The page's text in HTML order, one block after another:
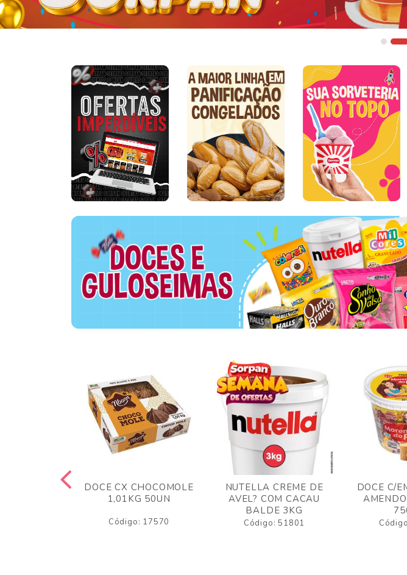
DOCE CX CHOCOMOLE
1,01KG 50UN
Código: 17570
NUTELLA CREME DE
AVEL? COM CACAU
BALDE 3KG
Código: 51801
DOCE C/